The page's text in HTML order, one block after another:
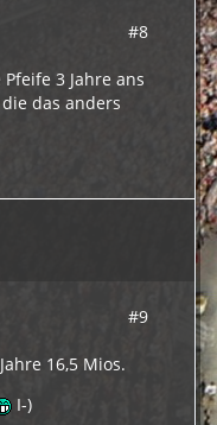
#8
3 Jahre ans
das anders
#9
16,5 Mios.
I-)